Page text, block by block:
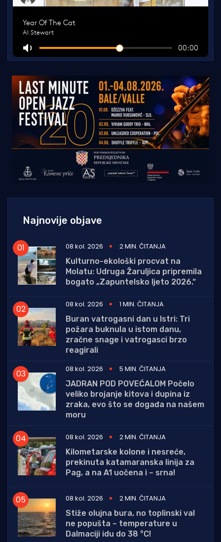
Najnovije objave
08 kol. 2026
2 MIN. ČITANJA
Kulturno-ekološki procvat na
Molatu: Udruga Žaruljica pripremila
bogato „Zapuntelsko ljeto 2026.“
08 kol. 2026
1 MIN. ČITANJA
Buran vatrogasni dan u Istri: Tri
požara buknula u istom danu,
zračne snage i vatrogasci brzo
reagirali
08 kol. 2026
5 MIN. ČITANJA
JADRAN POD POVEĆALOM Počelo
veliko brojanje kitova i dupina iz
zraka, evo što se događa na našem
moru
08 kol. 2026
2 MIN. ČITANJA
Kilometarske kolone i nesreće,
prekinuta katamaranska linija za
Pag, a na A1 uočena i – srna!
08 kol. 2026
2 MIN. ČITANJA
Stiže olujna bura, no toplinski val
ne popušta – temperature u
Dalmaciji idu do 38 °C!